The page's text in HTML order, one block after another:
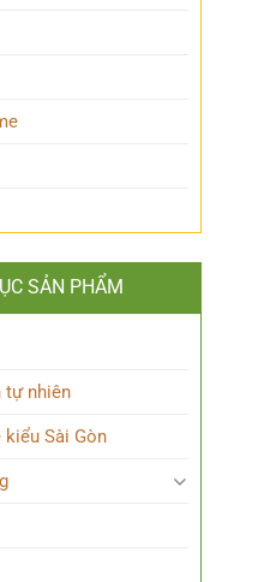
SẢN PHẨM
tự nhiên
kiểu Sài Gòn